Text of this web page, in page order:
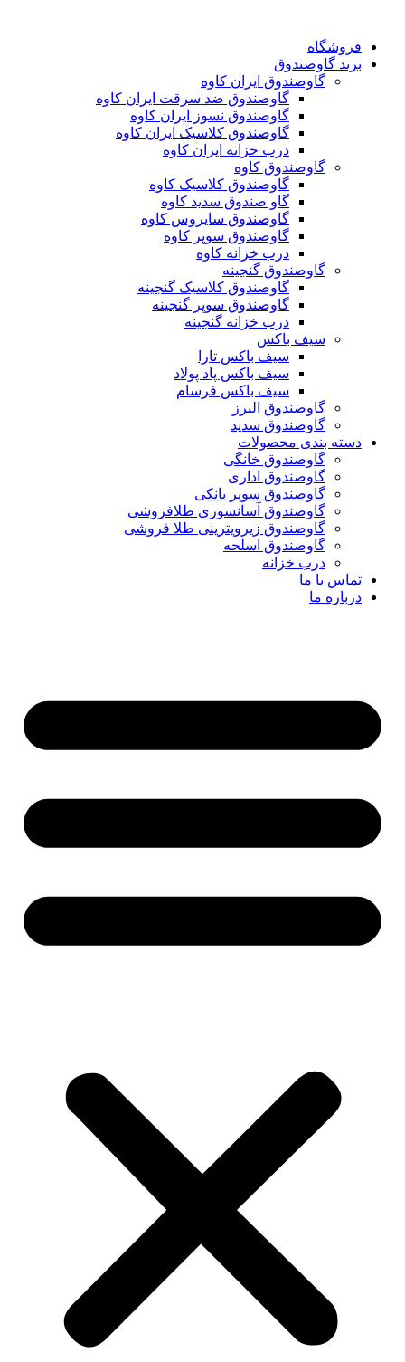
فروشگاه
برند گاوصندوق
گاوصندوق ایران کاوه
گاوصندوق ضد سرقت ایران کاوه
گاوصندوق نسوز ایران کاوه
گاوصندوق کلاسیک ایران کاوه
درب خزانه ایران کاوه
گاوصندوق کاوه
گاوصندوق کلاسیک کاوه
گاو صندوق سدید کاوه
گاوصندوق سایروس کاوه
گاوصندوق سوپر کاوه
درب خزانه کاوه
گاوصندوق گنجینه
گاوصندوق کلاسیک گنجینه
گاوصندوق سوپر گنجینه
درب خزانه گنجینه
سیف باکس
سیف باکس تارا
سیف باکس پاد پولاد
سیف باکس فرسام
گاوصندوق البرز
گاوصندوق سدید
دسته بندی محصولات
گاوصندوق خانگی
گاوصندوق اداری
گاوصندوق سوپر بانکی
گاوصندوق آسانسوری طلافروشی
گاوصندوق زیرویترینی طلا فروشی
گاوصندوق اسلحه
درب خزانه
تماس با ما
درباره ما